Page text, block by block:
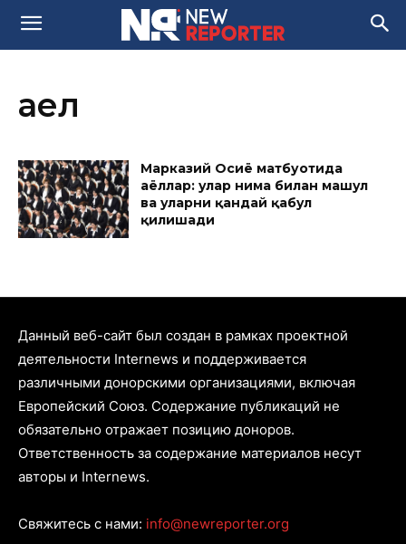
аел
Марказий Осиё матбуотида
аёллар: улар нима билан машғул
ва уларни қандай қабул
қилишади
Данный веб-сайт был создан в рамках проектной
деятельности Internews и поддерживается
различными донорскими организациями, включая
Европейский Союз. Содержание публикаций не
обязательно отражает позицию доноров.
Ответственность за содержание материалов несут
авторы и Internews.
Свяжитесь с нами: info@newreporter.org